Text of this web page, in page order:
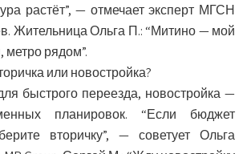
растёт”, — отмечает эксперт МГСН
Жительница Ольга П.: “Митино — мой
рядом”.
или новостройка?
быстрого переезда, новостройка —
планировок. “Если бюджет
вторичку”, — советует Ольга